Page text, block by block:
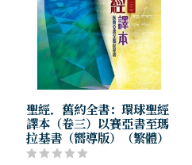
聖經．舊約全書：環球聖經
譯本（卷三）以賽亞書至瑪
拉基書（嚮導版）（繁體）